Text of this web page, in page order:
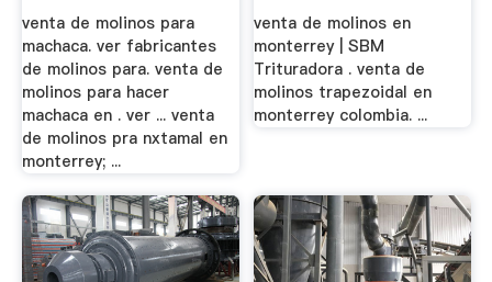
venta de molinos para
machaca. ver fabricantes
de molinos para. venta de
molinos para hacer
machaca en . ver ... venta
de molinos pra nxtamal en
monterrey; ...
venta de molinos en
monterrey | SBM
Trituradora . venta de
molinos trapezoidal en
monterrey colombia. ...